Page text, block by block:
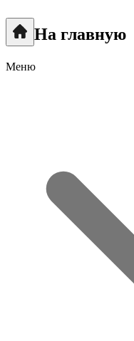
На главную
Меню